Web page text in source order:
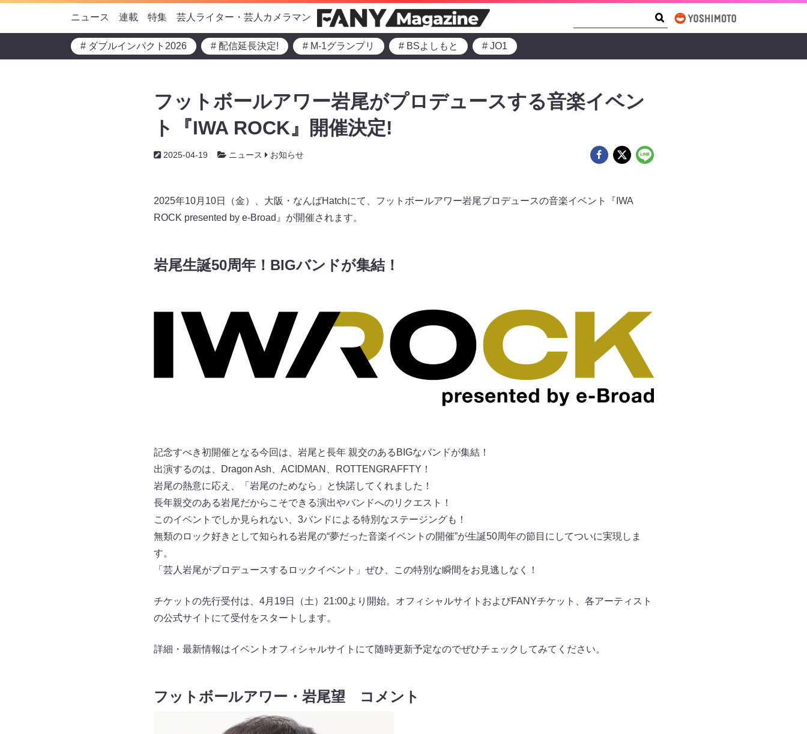
ニュース 連載 特集 芸人ライター・芸人カメラマン
# ダブルインパクト2026 # 配信延長決定! # M-1グランプリ # BSよしもと # JO1
フットボールアワー岩尾がプロデュースする音楽イベン
ト『IWA ROCK』開催決定!
2025-04-19 ニュース お知らせ
2025年10月10日（金）、大阪・なんばHatchにて、フットボールアワー岩尾プロデュースの音楽イベント『IWA
ROCK presented by e-Broad』が開催されます。
岩尾生誕50周年！BIGバンドが集結！
記念すべき初開催となる今回は、岩尾と長年 親交のあるBIGなバンドが集結！
出演するのは、Dragon Ash、ACIDMAN、ROTTENGRAFFTY！
岩尾の熱意に応え、「岩尾のためなら」と快諾してくれました！
長年親交のある岩尾だからこそできる演出やバンドへのリクエスト！
このイベントでしか見られない、3バンドによる特別なステージングも！
無類のロック好きとして知られる岩尾の“夢だった音楽イベントの開催”が生誕50周年の節目にしてついに実現しま
す。
「芸人岩尾がプロデュースするロックイベント」ぜひ、この特別な瞬間をお見逃しなく！
チケットの先行受付は、4月19日（土）21:00より開始。オフィシャルサイトおよびFANYチケット、各アーティスト
の公式サイトにて受付をスタートします。
詳細・最新情報はイベントオフィシャルサイトにて随時更新予定なのでぜひチェックしてみてください。
フットボールアワー・岩尾望 コメント